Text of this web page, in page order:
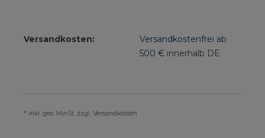
Versandkosten:
Versandkostenfrei ab
500 € innerhalb DE
* inkl. ges. MwSt. zzgl. Versandkosten